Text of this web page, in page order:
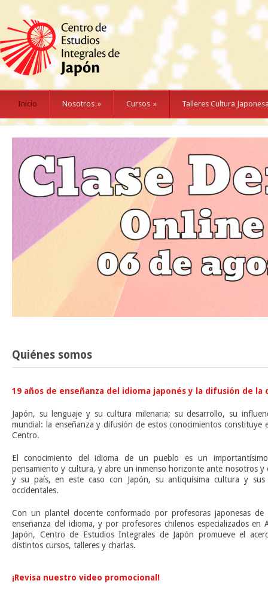
Inicio Nosotros » Cursos » Talleres Cultura
Quiénes somos
19 años de enseñanza del idioma japonés y la difusión de la
Japón, su lenguaje y su cultura milenaria; su desarrollo, su
mundial: la enseñanza y difusión de estos conocimientos
Centro.
El conocimiento del idioma de un pueblo es un
pensamiento y cultura, y abre un inmenso horizonte ante nosotros y
y su país, en este caso con Japón, su antiquísima cultura y
occidentales.
Con un plantel docente conformado por profesoras japonesas
enseñanza del idioma, y por profesores chilenos especializados
Japón, Centro de Estudios Integrales de Japón promueve el
distintos cursos, talleres y charlas.
¡Revisa nuestro video promocional!